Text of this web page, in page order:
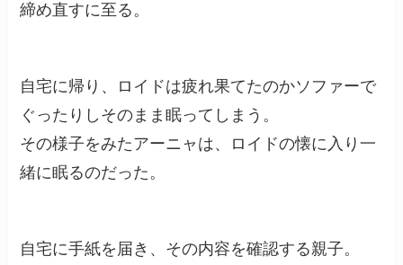
締め直すに至る。
自宅に帰り、ロイドは疲れ果てたのかソファーで
ぐったりしそのまま眠ってしまう。
その様子をみたアーニャは、ロイドの懐に入り一
緒に眠るのだった。
自宅に手紙を届き、その内容を確認する親子。